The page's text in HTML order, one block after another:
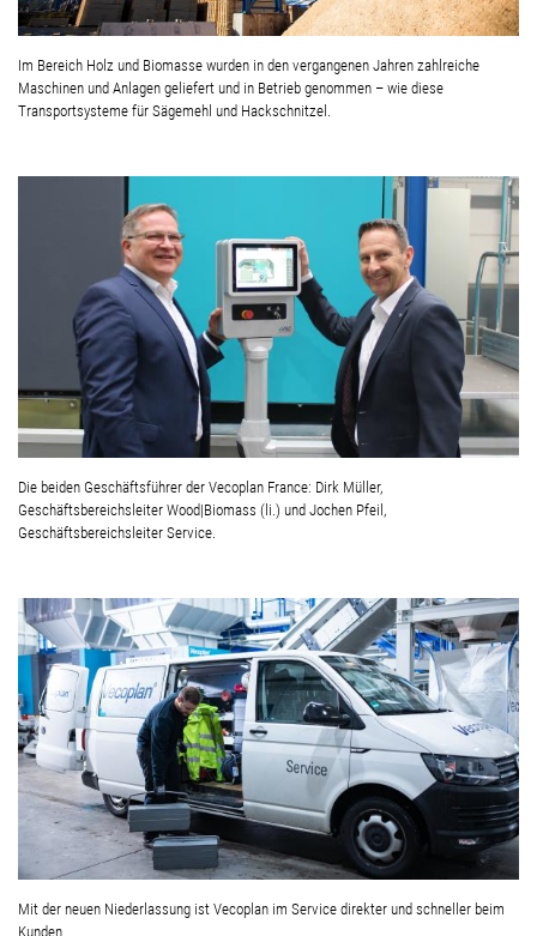
Im Bereich Holz und Biomasse wurden in den vergangenen Jahren zahlreiche
Maschinen und Anlagen geliefert und in Betrieb genommen – wie diese
Transportsysteme für Sägemehl und Hackschnitzel.
Die beiden Geschäftsführer der Vecoplan France: Dirk Müller,
Geschäftsbereichsleiter Wood|Biomass (li.) und Jochen Pfeil,
Geschäftsbereichsleiter Service.
Mit der neuen Niederlassung ist Vecoplan im Service direkter und schneller beim
Kunden.